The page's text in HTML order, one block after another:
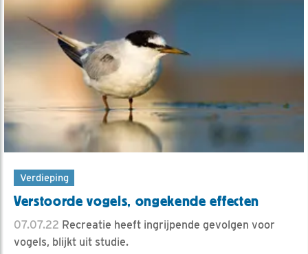
Verdieping
Verstoorde vogels, ongekende effecten
07.07.22 Recreatie heeft ingrijpende gevolgen voor
vogels, blijkt uit studie.